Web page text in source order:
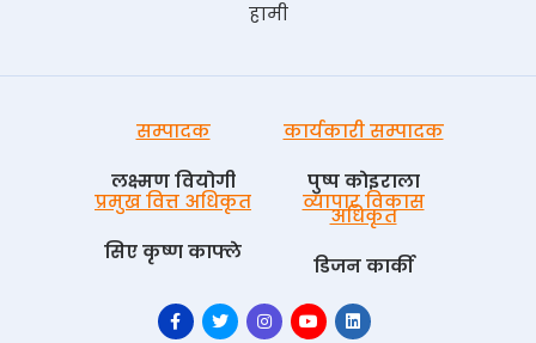
हामी
सम्पादक
लक्ष्मण वियोगी
कार्यकारी सम्पादक
पुष्प काेइराला
प्रमुख वित्त अधिकृत
सिए कृष्ण काफ्ले
व्यापार विकास
अधिकृत
डिजन कार्की